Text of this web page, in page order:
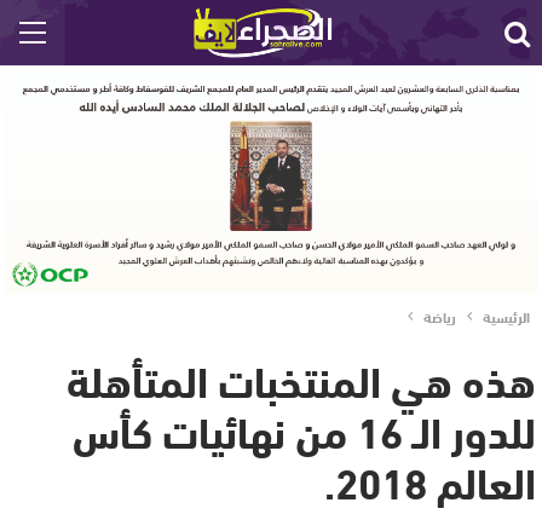
الرئيسية رياضة
هذه هي المنتخبات المتأهلة
للدور الـ 16 من نهائيات كأس
العالم 2018.